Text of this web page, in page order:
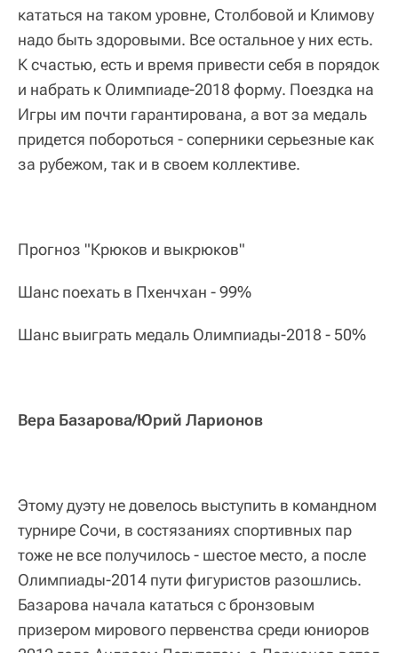
кататься на таком уровне, Столбовой и Климову
надо быть здоровыми. Все остальное у них есть.
К счастью, есть и время привести себя в порядок
и набрать к Олимпиаде-2018 форму. Поездка на
Игры им почти гарантирована, а вот за медаль
придется побороться - соперники серьезные как
за рубежом, так и в своем коллективе.
Прогноз "Крюков и выкрюков"
Шанс поехать в Пхенчхан - 99%
Шанс выиграть медаль Олимпиады-2018 - 50%
Вера Базарова/Юрий Ларионов
Этому дуэту не довелось выступить в командном
турнире Сочи, в состязаниях спортивных пар
тоже не все получилось - шестое место, а после
Олимпиады-2014 пути фигуристов разошлись.
Базарова начала кататься с бронзовым
призером мирового первенства среди юниоров